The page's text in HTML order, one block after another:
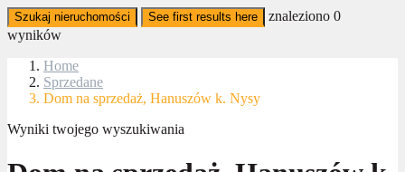
Szukaj nieruchomości See first results here znaleziono 0
wyników
Home
Sprzedane
Dom na sprzedaż, Hanuszów k. Nysy
Wyniki twojego wyszukiwania